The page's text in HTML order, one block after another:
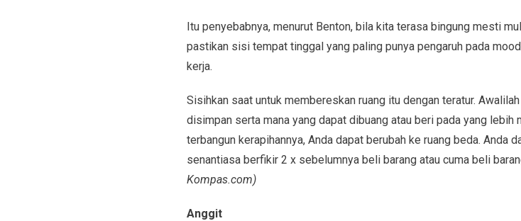
Itu penyebabnya, menurut Benton, bila kita terasa bingung mesti
pastikan sisi tempat tinggal yang paling punya pengaruh pada
kerja.
Sisihkan saat untuk membereskan ruang itu dengan teratur.
disimpan serta mana yang dapat dibuang atau beri pada yang lebih
terbangun kerapihannya, Anda dapat berubah ke ruang beda. Anda
senantiasa berfikir 2 x sebelumnya beli barang atau cuma beli
Kompas.com)
Anggit